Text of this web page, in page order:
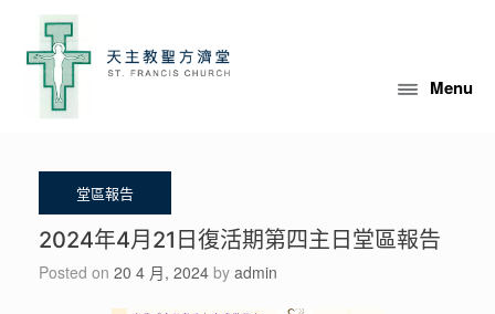
content
Menu
2024年4月21日復活期第四主日堂區報告
Posted on 20 4 月, 2024 by admin